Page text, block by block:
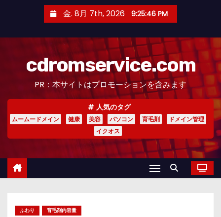
金. 8月 7th, 2026 9:25:47 PM
cdromservice.com
PR：本サイトはプロモーションを含みます
人気のタグ
ムームードメイン 健康 美容 パソコン 育毛剤
ドメイン管理
イクオス
ふわり 育毛剤内容量